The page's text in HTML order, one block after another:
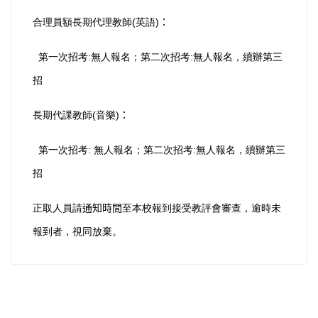
合理員額長期代理教師(英語) ：
第一次招考:無人報名；第二次招考:無人報名，續辦第三
招
長期代課教師(音樂) ：
第一次招考: 無人報名；第二次招考:無人報名，續辦第三
招
正取人員請通知時間至本校報到接受教評會審查，逾時未
報到者，視同放棄。